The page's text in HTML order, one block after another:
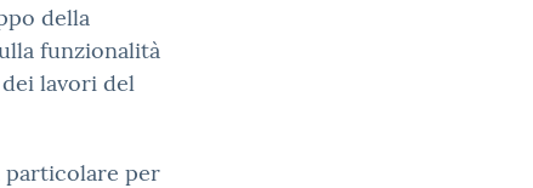
della
funzionalità
lavori del
per